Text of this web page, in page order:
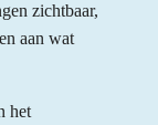
zichtbaar,
aan wat
het